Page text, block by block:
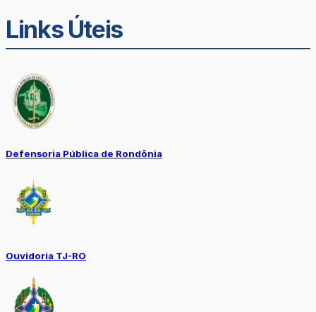
Links Úteis
Defensoria Pública de Rondônia
Ouvidoria TJ-RO